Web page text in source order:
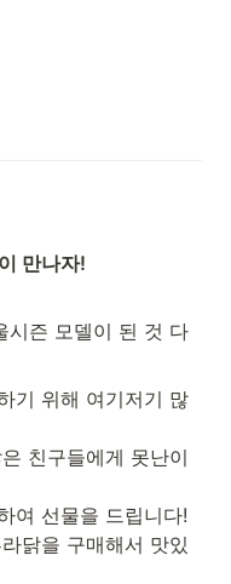
만나자!
시즌 모델이 된 것 다
기 위해 여기저기 많
친구들에게 못난이
여 선물을 드립니다!
닭을 구매해서 맛있